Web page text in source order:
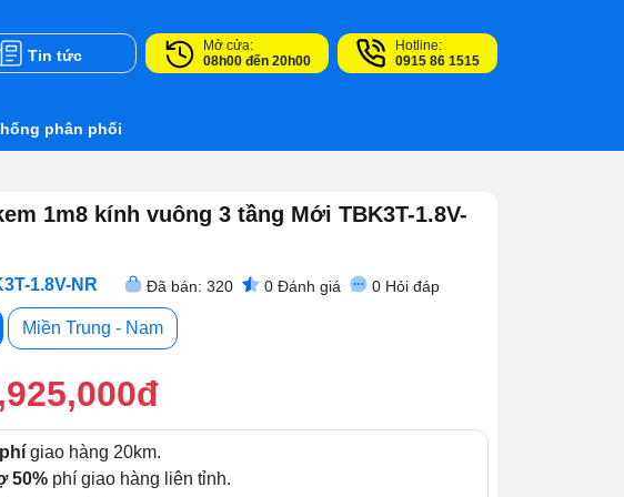
Tin tức
Mở cửa:
08h00 đến 20h00
Hotline:
0915 86 1515
phân phối
1m8 kính vuông 3 tầng Mới TBK3T-1.8V-
1.8V-NR Đã bán: 320 0 Đánh giá 0 Hỏi đáp
Miền Trung - Nam
giao hàng 20km.
50% phí giao hàng liên tỉnh.